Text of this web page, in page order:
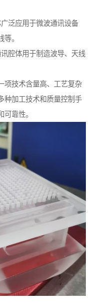
泛应用于微波通讯设备
。
腔体用于制造波导、天线
项技术含量高、工艺复杂
种加工技术和质量控制手
靠性。